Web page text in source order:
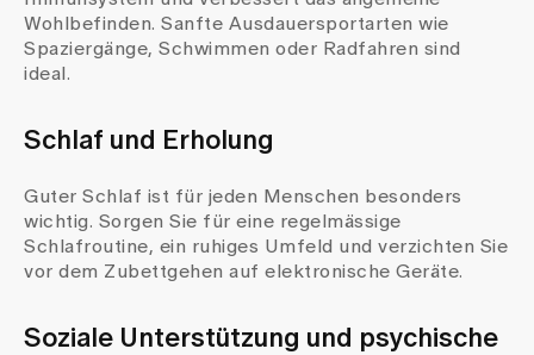
Wohlbefinden. Sanfte Ausdauersportarten wie
Spaziergänge, Schwimmen oder Radfahren sind
ideal.
Schlaf und Erholung
Guter Schlaf ist für jeden Menschen besonders
wichtig. Sorgen Sie für eine regelmässige
Schlafroutine, ein ruhiges Umfeld und verzichten Sie
vor dem Zubettgehen auf elektronische Geräte.
Soziale Unterstützung und psychische